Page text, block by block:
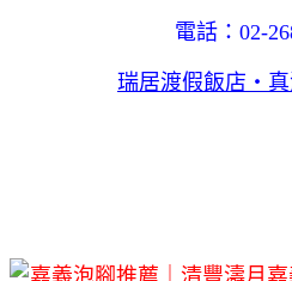
電話：02-
瑞居渡假飯店‧真